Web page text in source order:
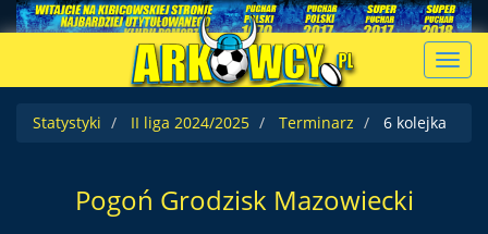
Statystyki
II liga 2024/2025 Terminarz 6 kolejka
Pogoń Grodzisk Mazowiecki